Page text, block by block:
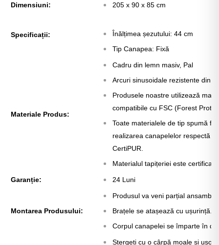
Dimensiuni: 205 x 90 x 85 cm
Specificații:
Înălțimea șezutului: 44 cm
Tip Canapea: Fixă
Materiale Produs:
Cadru din lemn masiv, Pal
Arcuri sinusoidale rezistente din
Produsele noastre utilizează
compatibile cu FSC (Forest
Toate materialele de tip spumă
realizarea canapelelor respectă
CertiPUR.
Materialul tapițeriei este certificat
Garanție: 24 Luni
Montarea Produsului:
Produsul va veni parțial
Brațele se atașează cu ușurință.
Corpul canapelei se împarte în
Stergeți cu o cârpă moale și ușor